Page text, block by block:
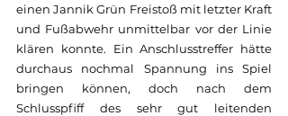
einen Jannik Grün Freistoß mit letzter Kraft
und Fußabwehr unmittelbar vor der Linie
klären konnte. Ein Anschlusstreffer hätte
durchaus nochmal Spannung ins Spiel
bringen können, doch nach dem
Schlusspfiff des sehr gut leitenden